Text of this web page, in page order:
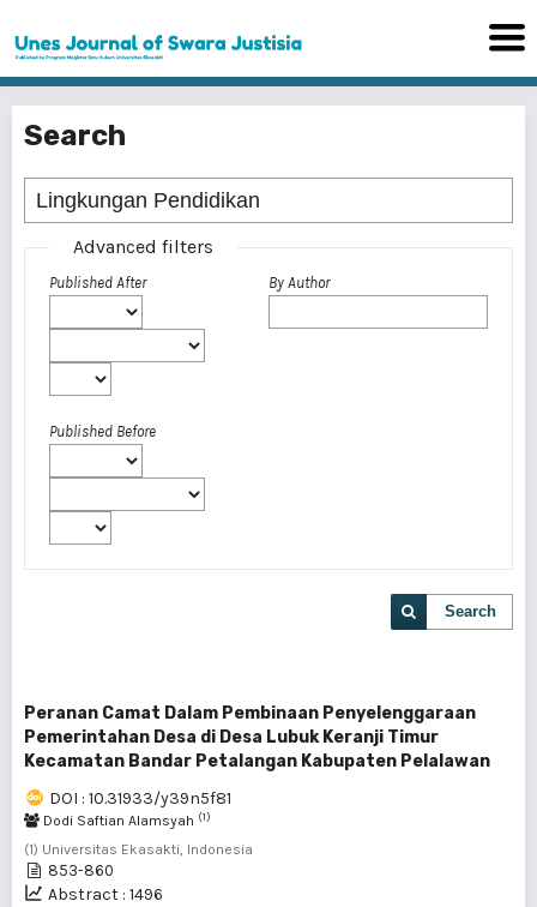
Search
Advanced filters
Published After
Published Before
By Author
Search
Peranan Camat Dalam Pembinaan Penyelenggaraan
Pemerintahan Desa di Desa Lubuk Keranji Timur
Kecamatan Bandar Petalangan Kabupaten Pelalawan
DOI : 10.31933/y39n5f81
Dodi Saftian Alamsyah (1)
(1) Universitas Ekasakti, Indonesia
853-860
Abstract : 1496